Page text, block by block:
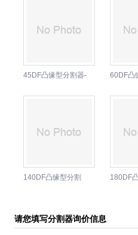
45DF凸缘型分割器-
60DF凸
140DF凸缘型分割
180DF
请您填写分割器询价信息